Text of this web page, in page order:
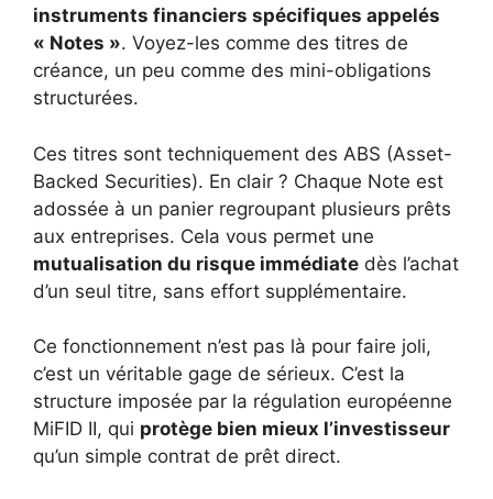
instruments financiers spécifiques appelés
« Notes ». Voyez-les comme des titres de
créance, un peu comme des mini-obligations
structurées.
Ces titres sont techniquement des ABS (Asset-
Backed Securities). En clair ? Chaque Note est
adossée à un panier regroupant plusieurs prêts
aux entreprises. Cela vous permet une
mutualisation du risque immédiate dès l’achat
d’un seul titre, sans effort supplémentaire.
Ce fonctionnement n’est pas là pour faire joli,
c’est un véritable gage de sérieux. C’est la
structure imposée par la régulation européenne
MiFID II, qui protège bien mieux l’investisseur
qu’un simple contrat de prêt direct.